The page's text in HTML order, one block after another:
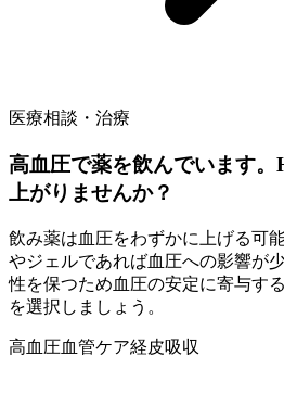
医療相談・治療
高血圧で薬を飲んでいます
上がりませんか？
飲み薬は血圧をわずかに上げる可
やジェルであれば血圧への影響が
性を保つため血圧の安定に寄与す
を選択しましょう。
高血圧血管ケア経皮吸収